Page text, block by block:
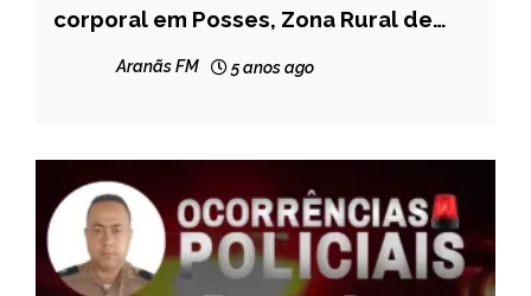
MINAS
corporal em Posses, Zona Rural de
Aranãs FM 5 anos ago